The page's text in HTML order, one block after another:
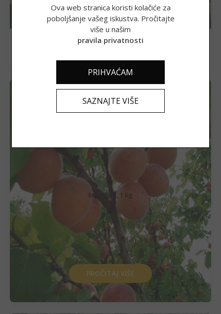
2,70€ (20,34 kn)
PROČITAJ VIŠE
Marelica, 1 kg
4,25 € (32,02 kn)
PROČITAJ VIŠE
Ova web stranica koristi kolačiće za
poboljšanje vašeg iskustva. Pročitajte
više u našim
pravila privatnosti
PRIHVAĆAM
SAZNAJTE VIŠE